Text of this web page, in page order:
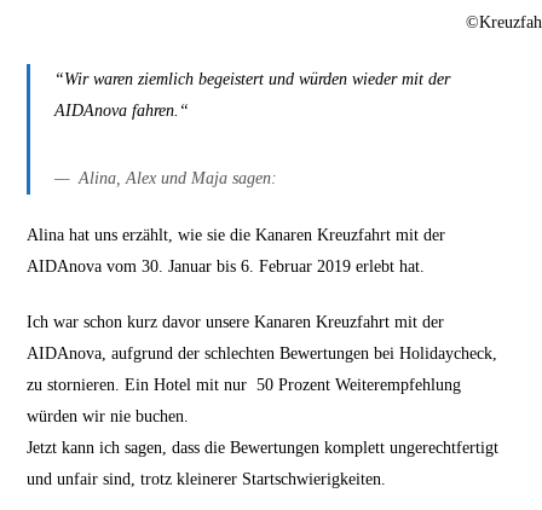
“Wir waren ziemlich begeistert und würden wieder mit der
AIDAnova fahren.“
Alina, Alex und Maja sagen:
Alina hat uns erzählt, wie sie die Kanaren Kreuzfahrt mit der
AIDAnova vom 30. Januar bis 6. Februar 2019 erlebt hat.
Ich war schon kurz davor unsere Kanaren Kreuzfahrt mit der
AIDAnova, aufgrund der schlechten Bewertungen bei Holidaycheck,
zu stornieren. Ein Hotel mit nur 50 Prozent Weiterempfehlung
würden wir nie buchen.
Jetzt kann ich sagen, dass die Bewertungen komplett ungerechtfertigt
und unfair sind, trotz kleinerer Startschwierigkeiten.